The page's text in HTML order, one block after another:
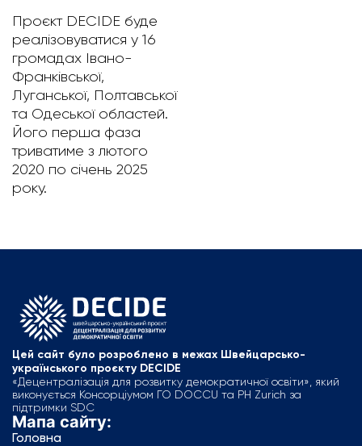
Проєкт DECIDE буде
реалізовуватися у 16
громадах Івано-
Франківської,
Луганської, Полтавської
та Одеської областей.
Його перша фаза
триватиме з лютого
2020 по січень 2025
року.
Цей сайт було розроблено в межах Швейцарсько-
українського проєкту DECIDE
«Децентралізація для розвитку демократичної освіти», який
виконується Консорціумом ГО DOCCU та PH Zurich за
підтримки SDC
Мапа сайту:
Головна